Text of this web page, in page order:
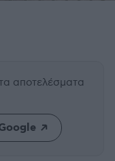
αποτελέσματα